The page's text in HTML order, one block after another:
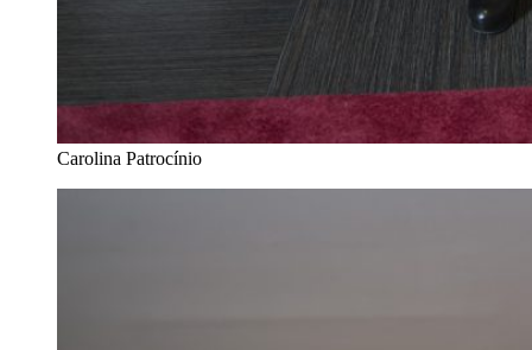
Carolina Patrocínio